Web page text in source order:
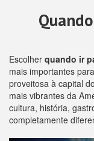
Escolher quando ir
mais importantes
proveitosa à capital
mais vibrantes da
cultura, história,
completamente